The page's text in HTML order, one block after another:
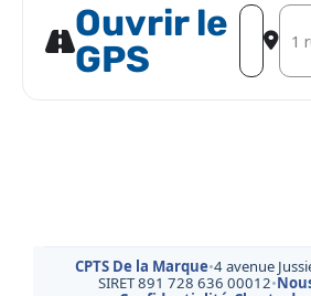
Ouvrir le
GPS
Address
CPTS De la Marque•4 avenue
SIRET 891 728 636 00012•